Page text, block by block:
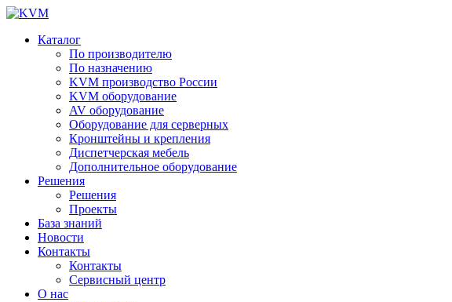
Каталог
По производителю
По назначению
KVM производство России
KVM оборудование
AV оборудование
Оборудование для серверных
Кронштейны и крепления
Диспетчерская мебель
Дополнительное оборудование
Решения
Решения
Проекты
База знаний
Новости
Контакты
Контакты
Сервисный центр
О нас